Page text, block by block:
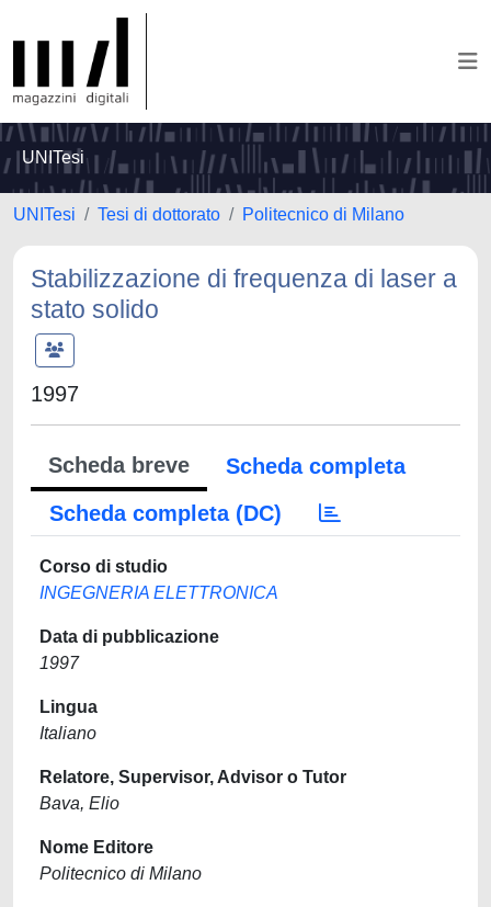
UNITesi
UNITesi Tesi di dottorato Politecnico di Milano
Stabilizzazione di frequenza di laser a
stato solido
1997
Scheda breve
Scheda completa
Scheda completa (DC)
Corso di studio
INGEGNERIA ELETTRONICA
Data di pubblicazione
1997
Lingua
Italiano
Relatore, Supervisor, Advisor o Tutor
Bava, Elio
Nome Editore
Politecnico di Milano